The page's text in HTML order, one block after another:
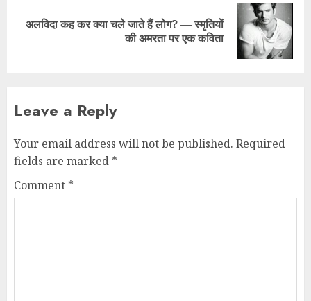
अलविदा कह कर क्या चले जाते हैं लोग? — स्मृतियों
की अमरता पर एक कविता
Leave a Reply
Your email address will not be published. Required
fields are marked *
Comment *